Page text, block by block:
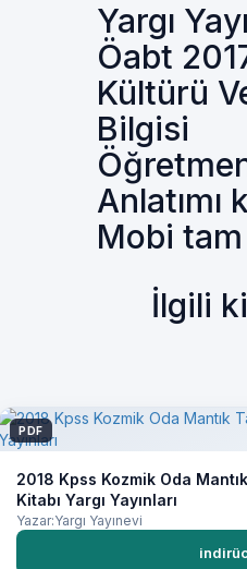
Yargı
Öabt
Kültürü
Bilgisi
Anlatımı
Mobi
İlgili
PDF
2018 Kpss Kozmik Oda
Kitabı Yargı Yayınları
Yazar:Yargı Yayınevi